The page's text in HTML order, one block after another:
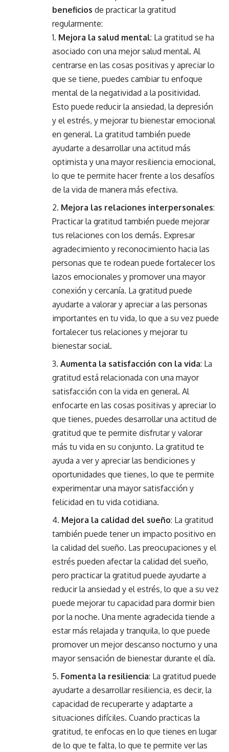
beneficios de practicar la gratitud
regularmente:
Mejora la salud mental: La gratitud se ha
asociado con una mejor salud mental. Al
centrarse en las cosas positivas y apreciar lo
que se tiene, puedes cambiar tu enfoque
mental de la negatividad a la positividad.
Esto puede reducir la ansiedad, la depresión
y el estrés, y mejorar tu bienestar emocional
en general. La gratitud también puede
ayudarte a desarrollar una actitud más
optimista y una mayor resiliencia emocional,
lo que te permite hacer frente a los desafíos
de la vida de manera más efectiva.
Mejora las relaciones interpersonales:
Practicar la gratitud también puede mejorar
tus relaciones con los demás. Expresar
agradecimiento y reconocimiento hacia las
personas que te rodean puede fortalecer los
lazos emocionales y promover una mayor
conexión y cercanía. La gratitud puede
ayudarte a valorar y apreciar a las personas
importantes en tu vida, lo que a su vez puede
fortalecer tus relaciones y mejorar tu
bienestar social.
Aumenta la satisfacción con la vida: La
gratitud está relacionada con una mayor
satisfacción con la vida en general. Al
enfocarte en las cosas positivas y apreciar lo
que tienes, puedes desarrollar una actitud de
gratitud que te permite disfrutar y valorar
más tu vida en su conjunto. La gratitud te
ayuda a ver y apreciar las bendiciones y
oportunidades que tienes, lo que te permite
experimentar una mayor satisfacción y
felicidad en tu vida cotidiana.
Mejora la calidad del sueño: La gratitud
también puede tener un impacto positivo en
la calidad del sueño. Las preocupaciones y el
estrés pueden afectar la calidad del sueño,
pero practicar la gratitud puede ayudarte a
reducir la ansiedad y el estrés, lo que a su vez
puede mejorar tu capacidad para dormir bien
por la noche. Una mente agradecida tiende a
estar más relajada y tranquila, lo que puede
promover un mejor descanso nocturno y una
mayor sensación de bienestar durante el día.
Fomenta la resiliencia: La gratitud puede
ayudarte a desarrollar resiliencia, es decir, la
capacidad de recuperarte y adaptarte a
situaciones difíciles. Cuando practicas la
gratitud, te enfocas en lo que tienes en lugar
de lo que te falta, lo que te permite ver las